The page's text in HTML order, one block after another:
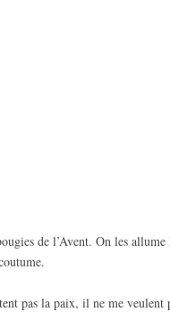
de l’Avent. On les
pas la paix, il ne me